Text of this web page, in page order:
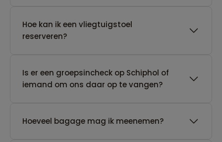
Hoe kan ik een vliegtuigstoel
reserveren?
Is er een groepsincheck op Schiphol of
iemand om ons daar op te vangen?
Hoeveel bagage mag ik meenemen?